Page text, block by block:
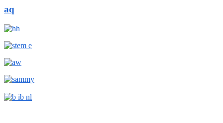
aq